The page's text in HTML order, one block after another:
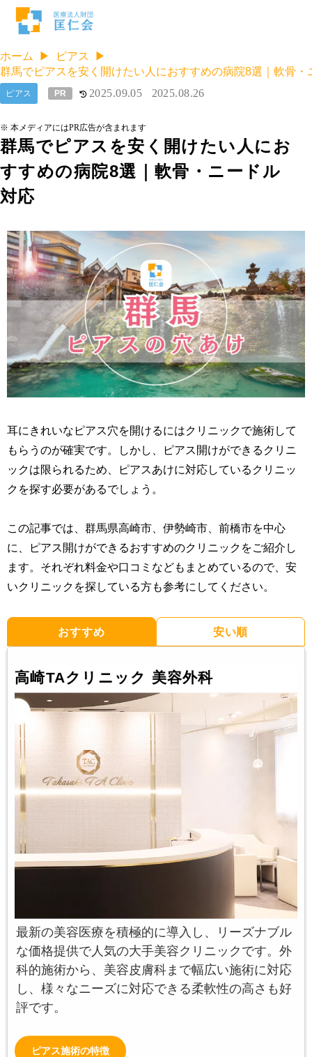
ホーム
ピアス
群馬でピアスを安く開けたい人におすすめの病院8選｜軟骨・
群馬でピアスを安く開けたい人にお
すすめの病院8選｜軟骨・ニードル
対応
2025.09.05 2025.08.26
ピアス PR
※ 本メディアにはPR広告が含まれます
耳にきれいなピアス穴を開けるにはクリニックで施術して
もらうのが確実です。しかし、ピアス開けができるクリニ
ックは限られるため、ピアスあけに対応しているクリニッ
クを探す必要があるでしょう。
この記事では、群馬県高崎市、伊勢崎市、前橋市を中心
に、ピアス開けができるおすすめのクリニックをご紹介し
ます。それぞれ料金や口コミなどもまとめているので、安
いクリニックを探している方も参考にしてください。
おすすめ 安い順
高崎TAクリニック 美容外科
最新の美容医療を積極的に導入し、リーズナブル
な価格提供で人気の大手美容クリニックです。外
科的施術から、美容皮膚科まで幅広い施術に対応
し、様々なニーズに対応できる柔軟性の高さも好
評です。
ピアス施術の特徴